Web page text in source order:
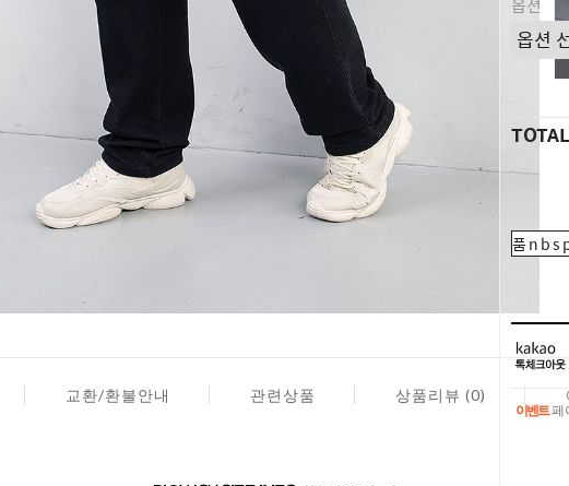
TOTAL
품
이벤트페
교환/환불안내 관련상품 상품리뷰 (0)